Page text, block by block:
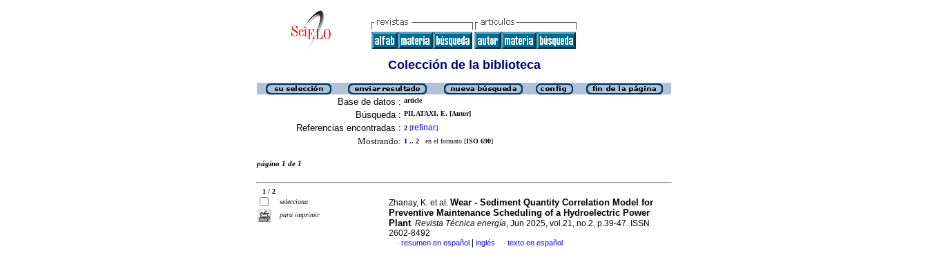
Colección de la biblioteca
Base de datos : article
Búsqueda : PILATAXI, E. [Autor]
Referencias encontradas : 2 [refinar]
Mostrando: 1 .. 2 en el formato [ISO 690]
página 1 de 1
1 / 2
selecciona
para imprimir
Zhanay, K. et al. Wear - Sediment Quantity Correlation Model for
Preventive Maintenance Scheduling of a Hydroelectric Power
Plant. Revista Técnica energía, Jun 2025, vol.21, no.2, p.39-47. ISSN
2602-8492
· resumen en español inglés · texto en español